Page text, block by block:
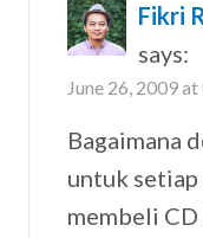
Fikri
says:
June 26, 2009
Bagaimana
untuk
membeli